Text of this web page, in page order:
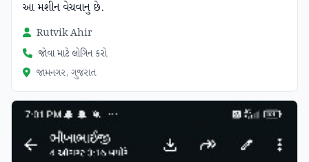
આ મશીન વેચવાનુ છે.
Rutvik Ahir
જોવા માટે લોગિન કરો
જામનગર, ગુજરાત